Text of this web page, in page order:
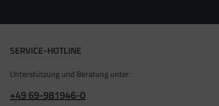
SERVICE-HOTLINE
Unterstützung und Beratung unter:
+49 69-981946-0